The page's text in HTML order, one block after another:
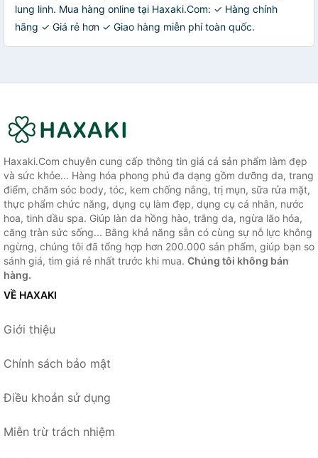
lung linh. Mua hàng online tại Haxaki.Com: ✓ Hàng chính
hãng ✓ Giá rẻ hơn ✓ Giao hàng miễn phí toàn quốc.
Haxaki.Com chuyên cung cấp thông tin giá cả sản phẩm làm đẹp
và sức khỏe... Hàng hóa phong phú đa dạng gồm dưỡng da, trang
điểm, chăm sóc body, tóc, kem chống nắng, trị mụn, sữa rửa mặt,
thực phẩm chức năng, dụng cụ làm đẹp, dụng cụ cá nhân, nước
hoa, tinh dầu spa. Giúp làn da hồng hào, trắng da, ngừa lão hóa,
căng tràn sức sống... Bằng khả năng sẵn có cùng sự nỗ lực không
ngừng, chúng tôi đã tổng hợp hơn 200.000 sản phẩm, giúp bạn so
sánh giá, tìm giá rẻ nhất trước khi mua. Chúng tôi không bán
hàng.
VỀ HAXAKI
Giới thiệu
Chính sách bảo mật
Điều khoản sử dụng
Miễn trừ trách nhiệm